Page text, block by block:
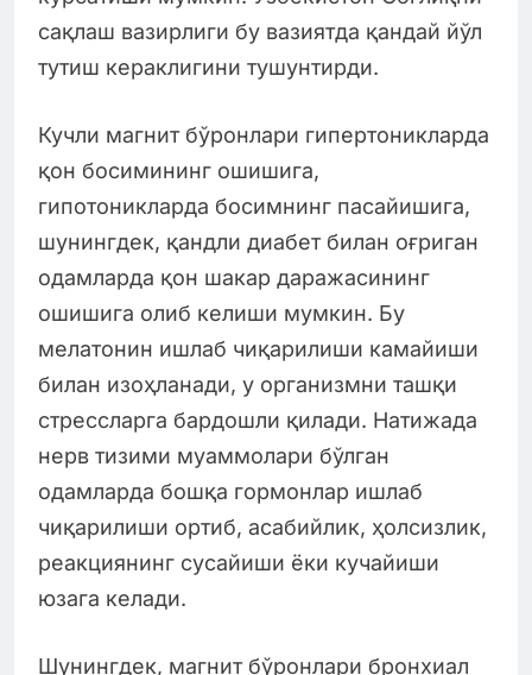
сақлаш вазирлиги бу вазиятда қандай йўл
тутиш кераклигини тушунтирди.
Кучли магнит бўронлари гипертоникларда
қон босимининг ошишига,
гипотоникларда босимнинг пасайишига,
шунингдек, қандли диабет билан оғриган
одамларда қон шакар даражасининг
ошишига олиб келиши мумкин. Бу
мелатонин ишлаб чиқарилиши камайиши
билан изоҳланади, у организмни ташқи
стрессларга бардошли қилади. Натижада
нерв тизими муаммолари бўлган
одамларда бошқа гормонлар ишлаб
чиқарилиши ортиб, асабийлик, ҳолсизлик,
реакциянинг сусайиши ёки кучайиши
юзага келади.
Шунингдек, магнит бўронлари бронхиал